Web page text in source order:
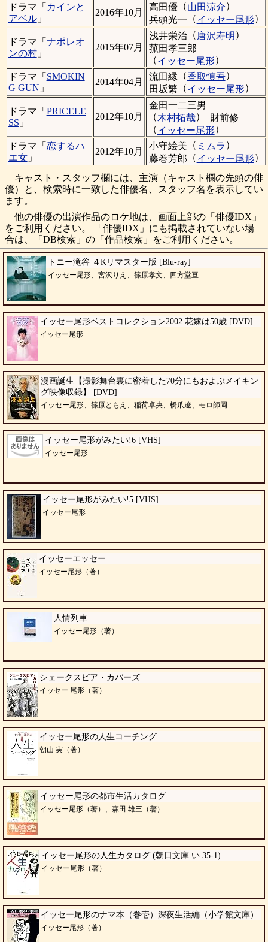
ドラマ「 カインと
アベル」
2016年10月
高田優（山田涼介）
兵頭光一 （イッセー尾形）
ドラマ「 ナポレオ
ンの村」
2015年07月
浅井栄治（ 唐沢寿明 ）
菰田孝三郎
（イッセー尾形）
ドラマ「 SMOKIN
G GUN 」
2014年04月
流田縁 （香取慎吾）
田坂繁 （イッセー尾形）
ドラマ「 PRICELE
SS 」
2012年10月
金田一二三男
（木村拓哉）
財前修
（イッセー尾形）
ドラマ「 恋するハ
エ女」
2012年10月
小守絵美 （ ミムラ ）
藤巻芳郎 （イッセー尾形）
キャスト・スタッフ欄には、主演（キャスト欄の先頭の俳
優）と、検索時に一致した俳優名、スタッフ名を表示してい
ます。
他の俳優の出演作品のロケ地は、画面上部の「俳優IDX」
をご利用ください。 「俳優IDX」にも掲載されていない場
合は、「DB検索」の「作品検索」をご利用ください。
トニー滝谷 ４Kリマスター版 [Blu-ray]
イッセー尾形、宮沢りえ、篠原孝文、四方堂亘
イッセー尾形ベストコレクション2002 花嫁は50歳 [DVD]
イッセー尾形
漫画誕生【撮影舞台裏に密着した70分にもおよぶメイキン
グ映像収録】 [DVD]
イッセー尾形、篠原ともえ、稲荷卓央、橋爪遼、モロ師岡
イッセー尾形がみたい!6 [VHS]
イッセー尾形
イッセー尾形がみたい!5 [VHS]
イッセー尾形
イッセーエッセー
イッセー尾形（著）
人情列車
イッセー尾形（著）
シェークスピア・カバーズ
イッセー 尾形（著）
イッセー尾形の人生コーチング
朝山 実（著）
イッセー尾形の都市生活カタログ
イッセー尾形（著）、森田 雄三（著）
イッセー尾形の人生カタログ (朝日文庫 い 35-1)
イッセー尾形（著）
イッセー尾形のナマ本（巻壱）深夜生活編（小学館文庫）
イッセー尾形（著）